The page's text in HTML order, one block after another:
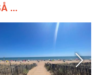
...